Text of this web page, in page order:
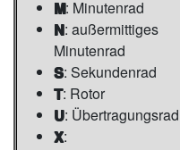
M: Minutenrad
N: außermittiges
Minutenrad
S: Sekundenrad
T: Rotor
U: Übertragungsrad
X: